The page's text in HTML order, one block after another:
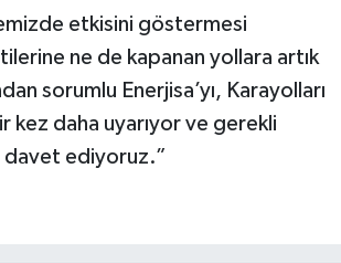
etkisini göstermesi
ne de kapanan yollara artık
sorumlu Enerjisa’yı, Karayolları
kez daha uyarıyor ve gerekli
davet ediyoruz.”